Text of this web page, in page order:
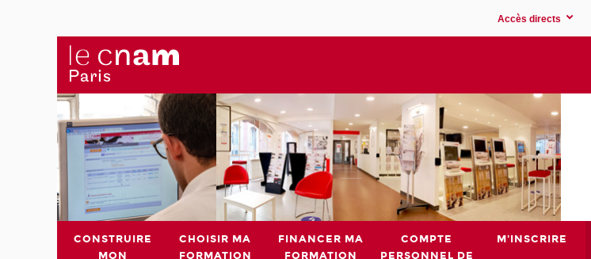
Accès directs
CONSTRUIRE
MON
CHOISIR MA
FORMATION
FINANCER MA
FORMATION
COMPTE
PERSONNEL DE
M'INSCRIRE